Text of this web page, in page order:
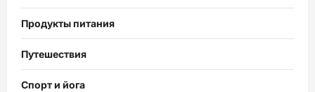
Продукты питания
Путешествия
Спорт и йога